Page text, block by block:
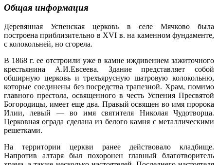
Общая информация
Деревянная Успенская церковь в селе Мячково была
построена приблизительно в XVI в. на каменном фундаменте,
с колокольней, но сгорела.
В 1868 г. ее отстроили уже в камне иждивением зажиточного
крестьянина А.И.Евсеева. Здание представляет собой
обширную церковь и трехъярусную шатровую колокольню,
которые соединены без посредства трапезной. Храм, помимо
главного престола, освященного в честь Успения Пресвятой
Богородицы, имеет еще два. Правый освящен во имя пророка
Илии, левый — во имя святителя Николая Чудотворца.
Церковная ограда сделана из белого камня с металлическими
решетками.
На территории церкви ранее действовало кладбище.
Напротив алтаря был похоронен главный благотворитель